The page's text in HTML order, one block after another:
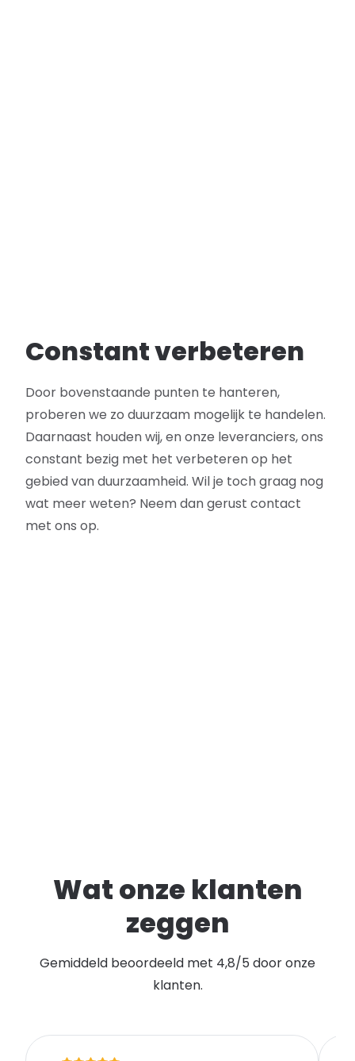
Constant verbeteren
Door bovenstaande punten te hanteren,
proberen we zo duurzaam mogelijk te handelen.
Daarnaast houden wij, en onze leveranciers, ons
constant bezig met het verbeteren op het
gebied van duurzaamheid. Wil je toch graag nog
wat meer weten? Neem dan gerust contact
met ons op.
Wat onze klanten
zeggen
Gemiddeld beoordeeld met 4,8/5 door onze
klanten.